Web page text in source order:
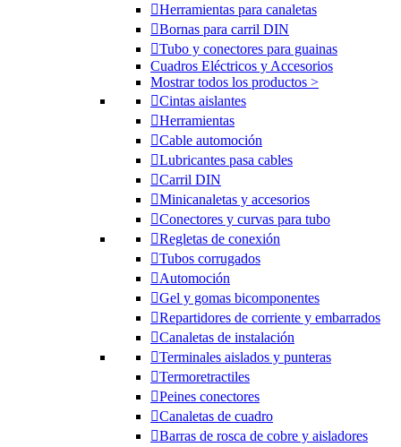
Herramientas para canaletas
Bornas para carril DIN
Tubo y conectores para guainas
Cuadros Eléctricos y Accesorios
Mostrar todos los productos >
Cintas aislantes
Herramientas
Cable automoción
Lubricantes pasa cables
Carril DIN
Minicanaletas y accesorios
Conectores y curvas para tubo
Regletas de conexión
Tubos corrugados
Automoción
Gel y gomas bicomponentes
Repartidores de corriente y embarrados
Canaletas de instalación
Terminales aislados y punteras
Termoretractiles
Peines conectores
Canaletas de cuadro
Barras de rosca de cobre y aisladores